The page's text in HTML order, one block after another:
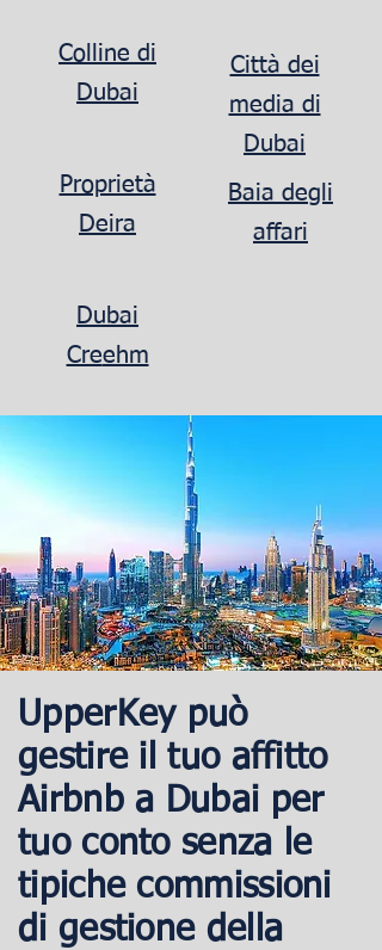
Colline di
Dubai
Città dei
media di
Dubai
Proprietà
Deira
Baia degli
affari
Dubai
Creehm
UpperKey può
gestire il tuo affitto
Airbnb a Dubai per
tuo conto senza le
tipiche commissioni
di gestione della